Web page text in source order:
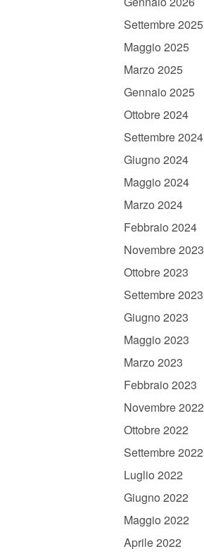
Settembre 2025
Maggio 2025
Marzo 2025
Gennaio 2025
Ottobre 2024
Settembre 2024
Giugno 2024
Maggio 2024
Marzo 2024
Febbraio 2024
Novembre 2023
Ottobre 2023
Settembre 2023
Giugno 2023
Maggio 2023
Marzo 2023
Febbraio 2023
Novembre 2022
Ottobre 2022
Settembre 2022
Luglio 2022
Giugno 2022
Maggio 2022
Aprile 2022